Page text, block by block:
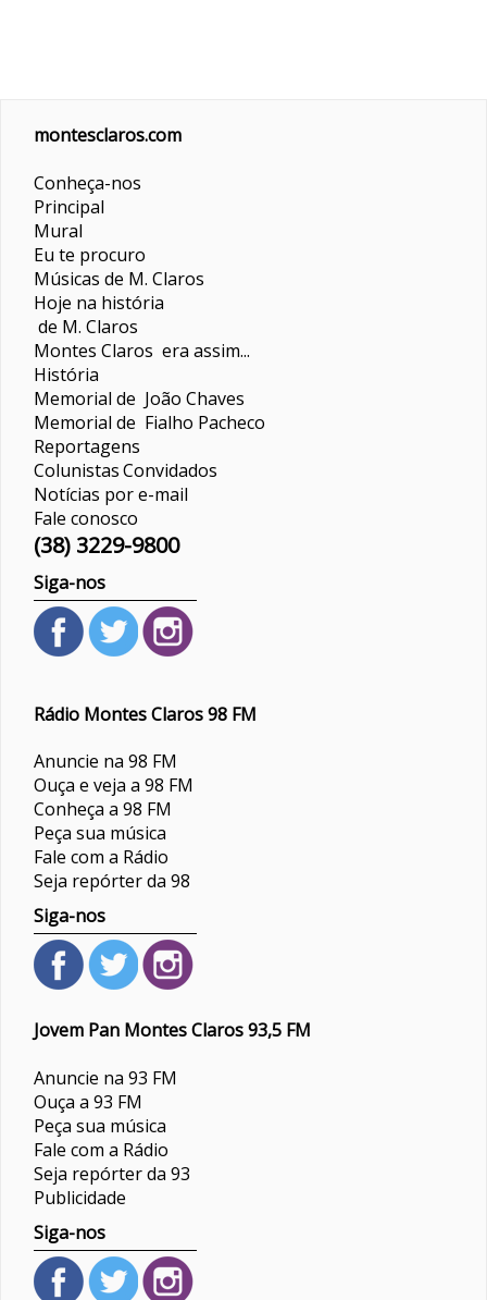
montesclaros.com
Conheça-nos
Principal
Mural
Eu te procuro
Músicas de M. Claros
Hoje na história
de M. Claros
Montes Claros era assim...
História
Memorial de João Chaves
Memorial de Fialho Pacheco
Reportagens
ColunistasConvidados
Notícias por e-mail
Fale conosco
(38) 3229-9800
Siga-nos
Rádio Montes Claros 98 FM
Anuncie na 98 FM
Ouça e veja a 98 FM
Conheça a 98 FM
Peça sua música
Fale com a Rádio
Seja repórter da 98
Siga-nos
Jovem Pan Montes Claros 93,5 FM
Anuncie na 93 FM
Ouça a 93 FM
Peça sua música
Fale com a Rádio
Seja repórter da 93
Publicidade
Siga-nos